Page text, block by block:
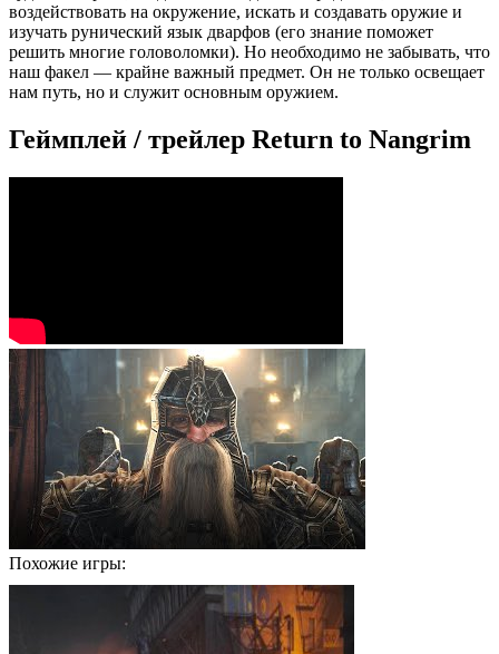
воздействовать на окружение, искать и создавать оружие и
изучать рунический язык дварфов (его знание поможет
решить многие головоломки). Но необходимо не забывать, что
наш факел — крайне важный предмет. Он не только освещает
нам путь, но и служит основным оружием.
Геймплей / трейлер Return to Nangrim
Похожие игры: